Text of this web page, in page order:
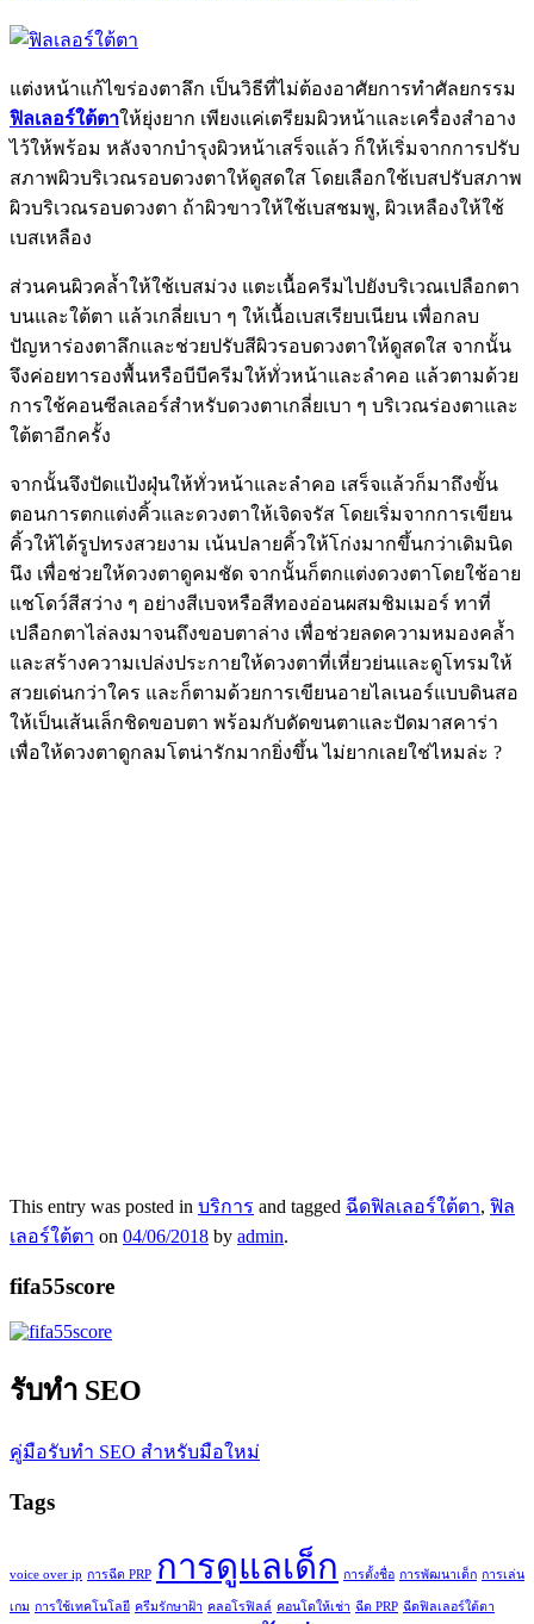
แต่งหน้าแก้ไขร่องตาลึก เป็นวิธีที่ไม่ต้องอาศัยการทำศัลยกรรม
ฟิลเลอร์ใต้ตาให้ยุ่งยาก เพียงแค่เตรียมผิวหน้าและเครื่องสำอาง
ไว้ให้พร้อม หลังจากบำรุงผิวหน้าเสร็จแล้ว ก็ให้เริ่มจากการปรับ
สภาพผิวบริเวณรอบดวงตาให้ดูสดใส โดยเลือกใช้เบสปรับสภาพ
ผิวบริเวณรอบดวงตา ถ้าผิวขาวให้ใช้เบสชมพู, ผิวเหลืองให้ใช้
เบสเหลือง
ส่วนคนผิวคล้ำให้ใช้เบสม่วง แตะเนื้อครีมไปยังบริเวณเปลือกตา
บนและใต้ตา แล้วเกลี่ยเบา ๆ ให้เนื้อเบสเรียบเนียน เพื่อกลบ
ปัญหาร่องตาลึกและช่วยปรับสีผิวรอบดวงตาให้ดูสดใส จากนั้น
จึงค่อยทารองพื้นหรือบีบีครีมให้ทั่วหน้าและลำคอ แล้วตามด้วย
การใช้คอนซีลเลอร์สำหรับดวงตาเกลี่ยเบา ๆ บริเวณร่องตาและ
ใต้ตาอีกครั้ง
จากนั้นจึงปัดแป้งฝุ่นให้ทั่วหน้าและลำคอ เสร็จแล้วก็มาถึงขั้น
ตอนการตกแต่งคิ้วและดวงตาให้เจิดจรัส โดยเริ่มจากการเขียน
คิ้วให้ได้รูปทรงสวยงาม เน้นปลายคิ้วให้โก่งมากขึ้นกว่าเดิมนิด
นึง เพื่อช่วยให้ดวงตาดูคมชัด จากนั้นก็ตกแต่งดวงตาโดยใช้อาย
แชโดว์สีสว่าง ๆ อย่างสีเบจหรือสีทองอ่อนผสมชิมเมอร์ ทาที่
เปลือกตาไล่ลงมาจนถึงขอบตาล่าง เพื่อช่วยลดความหมองคล้ำ
และสร้างความเปล่งประกายให้ดวงตาที่เหี่ยวย่นและดูโทรมให้
สวยเด่นกว่าใคร และก็ตามด้วยการเขียนอายไลเนอร์แบบดินสอ
ให้เป็นเส้นเล็กชิดขอบตา พร้อมกับดัดขนตาและปัดมาสคาร่า
เพื่อให้ดวงตาดูกลมโตน่ารักมากยิ่งขึ้น ไม่ยากเลยใช่ไหมล่ะ ?
This entry was posted in บริการ and tagged ฉีดฟิลเลอร์ใต้ตา, ฟิล
เลอร์ใต้ตา on 04/06/2018 by admin.
fifa55score
รับทำ SEO
คู่มือรับทำ SEO สำหรับมือใหม่
Tags
voice over ip การฉีด PRP การดูแลเด็ก การตั้งชื่อ การพัฒนาเด็ก การเล่น
เกม การใช้เทคโนโลยี ครีมรักษาฝ้า คลอโรฟิลล์ คอนโดให้เช่า ฉีด PRP ฉีดฟิลเลอร์ใต้ตา